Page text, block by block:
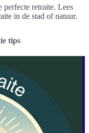
retraite. Lees
in de stad of natuur.
tips